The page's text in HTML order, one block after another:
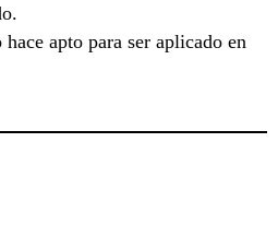
apto para ser aplicado en